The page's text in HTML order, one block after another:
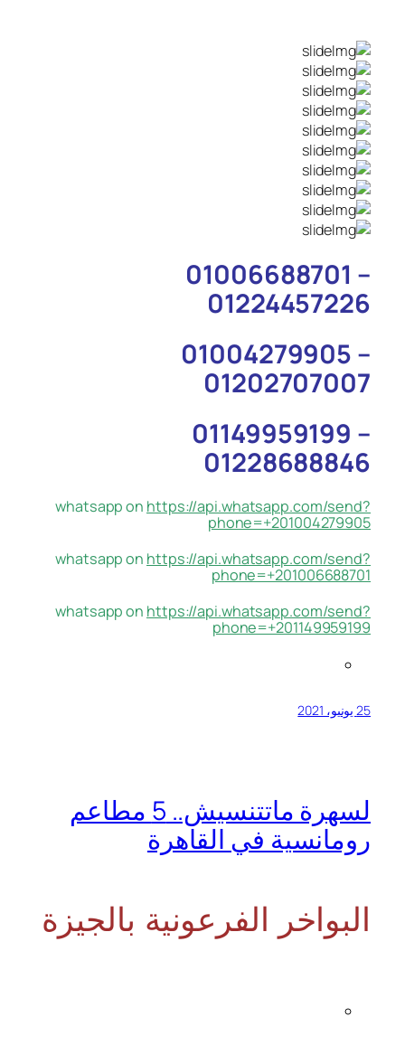
01006688701 –
01224457226
01004279905 –
01202707007
01149959199 –
01228688846
whatsapp on https://api.whatsapp.com/send?
phone=+201004279905
whatsapp on https://api.whatsapp.com/send?
phone=+201006688701
whatsapp on https://api.whatsapp.com/send?
phone=+201149959199
25 يونيو، 2021
لسهرة ماتتنسيش.. 5 مطاعم
رومانسية في القاهرة
البواخر الفرعونية بالجيزة